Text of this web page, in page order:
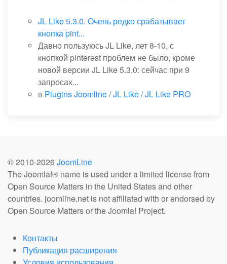
JL Like 5.3.0. Очень редко срабатывает
кнопка pint...
Давно пользуюсь JL Like, лет 8-10, с
кнопкой pinterest проблем не было, кроме
новой версии JL Like 5.3.0: сейчас при 9
запросах...
в Plugins Joomline/JL Like / JL Like PRO
© 2010-2026 JoomLine
The Joomla!® name is used under a limited license from
Open Source Matters in the United States and other
countries. joomline.net is not affiliated with or endorsed by
Open Source Matters or the Joomla! Project.
Контакты
Публикация расширения